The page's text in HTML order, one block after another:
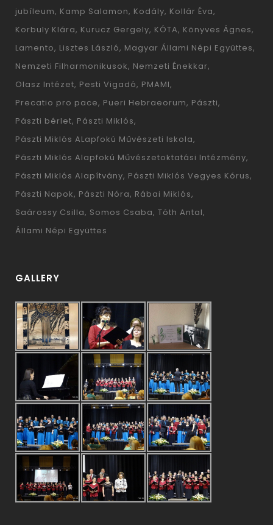
jubíleum Kamp Salamon Kodály Kollár Éva
Korbuly Klára Kurucz Gergely KÓTA Könyves Ágnes
Lamento Lisztes László Magyar Állami Népi Együttes
Nemzeti Filharmonikusok Nemzeti Énekkar
Olasz Intézet Pesti Vigadó PMAMI
Precatio pro pace Pueri Hebraeorum Pászti
Pászti bérlet Pászti Miklós
Pászti Miklós ALapfokú Művészeti Iskola
Pászti Miklós Alapfokú Művészetoktatási Intézmény
Pászti Miklós Alapítvány Pászti Miklós Vegyes Kórus
Pászti Napok Pászti Nóra Rábai Miklós
Saárossy Csilla Somos Csaba Tóth Antal
Állami Népi Együttes
GALLERY